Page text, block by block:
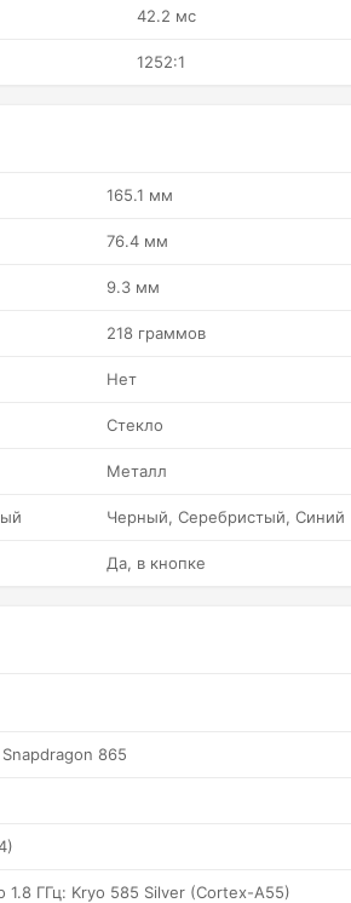
42.2 мс
1252:1
165.1 мм
76.4 мм
9.3 мм
218 граммов
Нет
Стекло
Металл
Черный, Серебристый, Синий
Да, в кнопке
865
1.8 ГГц: Kryo 585 Silver (Cortex-A55)